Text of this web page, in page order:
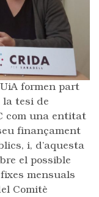
formen part
la tesi de
com una entitat
finançament
i, d’aquesta
el possible
mensuals
Comitè